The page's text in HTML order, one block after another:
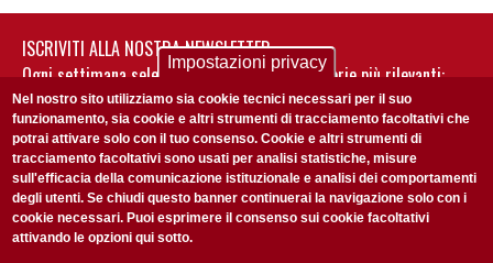
ISCRIVITI ALLA NOSTRA NEWSLETTER
Ogni settimana selezioniamo per te nostre storie più rilevanti:
non perderti gli aggiornamenti della nostra newsletter
Accetto laPrivacy Policy
Impostazioni privacy
Nel nostro sito utilizziamo sia cookie tecnici necessari per il suo
funzionamento, sia cookie e altri strumenti di tracciamento facoltativi che
potrai attivare solo con il tuo consenso. Cookie e altri strumenti di
tracciamento facoltativi sono usati per analisi statistiche, misure
sull'efficacia della comunicazione istituzionale e analisi dei comportamenti
degli utenti. Se chiudi questo banner continuerai la navigazione solo con i
cookie necessari. Puoi esprimere il consenso sui cookie facoltativi
attivando le opzioni qui sotto.